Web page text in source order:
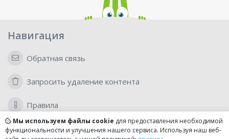
Навигация
Обратная связь
Запросить удаление контента
Правила
Для бизнеса
Мы используем файлы cookie для предоставления необходимой
функциональности и улучшения нашего сервиса. Используя наш веб-